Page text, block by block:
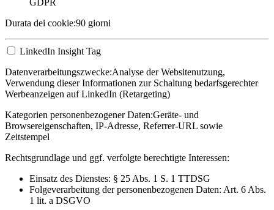
GDPR
Durata dei cookie:90 giorni
LinkedIn Insight Tag
Datenverarbeitungszwecke:Analyse der Websitenutzung,
Verwendung dieser Informationen zur Schaltung bedarfsgerechter
Werbeanzeigen auf LinkedIn (Retargeting)
Kategorien personenbezogener Daten:Geräte- und
Browsereigenschaften, IP-Adresse, Referrer-URL sowie
Zeitstempel
Rechtsgrundlage und ggf. verfolgte berechtigte Interessen:
Einsatz des Dienstes: § 25 Abs. 1 S. 1 TTDSG
Folgeverarbeitung der personenbezogenen Daten: Art. 6 Abs.
1 lit. a DSGVO